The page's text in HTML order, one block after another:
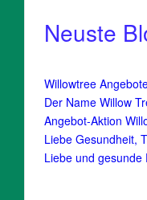
Neuste
Willowtree
Der Name Willow
Angebot-Aktion
Liebe Gesundheit,
Liebe und gesunde